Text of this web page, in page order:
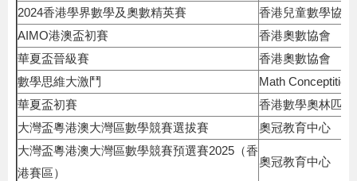
2024香港學界數學及奧數精英賽
香港兒童數學協會
AIMO港澳盃初賽
香港奧數協會
華夏盃晉級賽
香港奧數協會
數學思維大激鬥
Math Conceptition
華夏盃初賽
香港數學奧林匹
大灣盃粵港澳大灣區數學競賽選拔賽
奧冠教育中心
大灣盃粵港澳大灣區數學競賽預選賽2025（香
港賽區）
奧冠教育中心